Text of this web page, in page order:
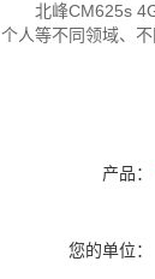
北峰CM625s
个人等不同领域、
产品：
您的单位：